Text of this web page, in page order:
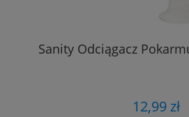
Sanity Odciągacz
12,99 zł